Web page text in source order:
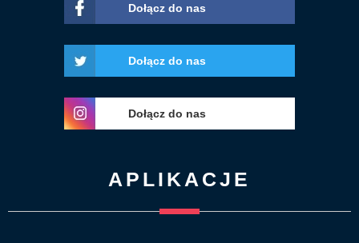
Dołącz do nas
Dołącz do nas
Dołącz do nas
APLIKACJE